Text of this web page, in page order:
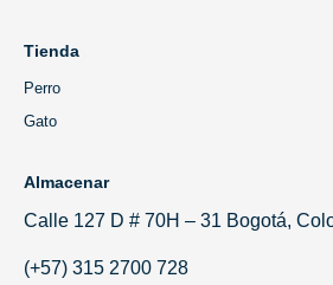
Tienda
Perro
Gato
Almacenar
Calle 127 D # 70H – 31 Bogotá,
(+57) 315 2700 728